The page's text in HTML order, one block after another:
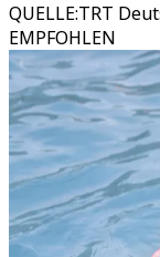
QUELLE:TRT
EMPFOHLEN